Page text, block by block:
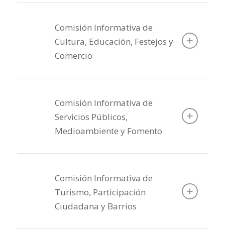
Comisión Informativa de
Cultura, Educación, Festejos y
Comercio
Comisión Informativa de
Servicios Públicos,
Medioambiente y Fomento
Comisión Informativa de
Turismo, Participación
Ciudadana y Barrios